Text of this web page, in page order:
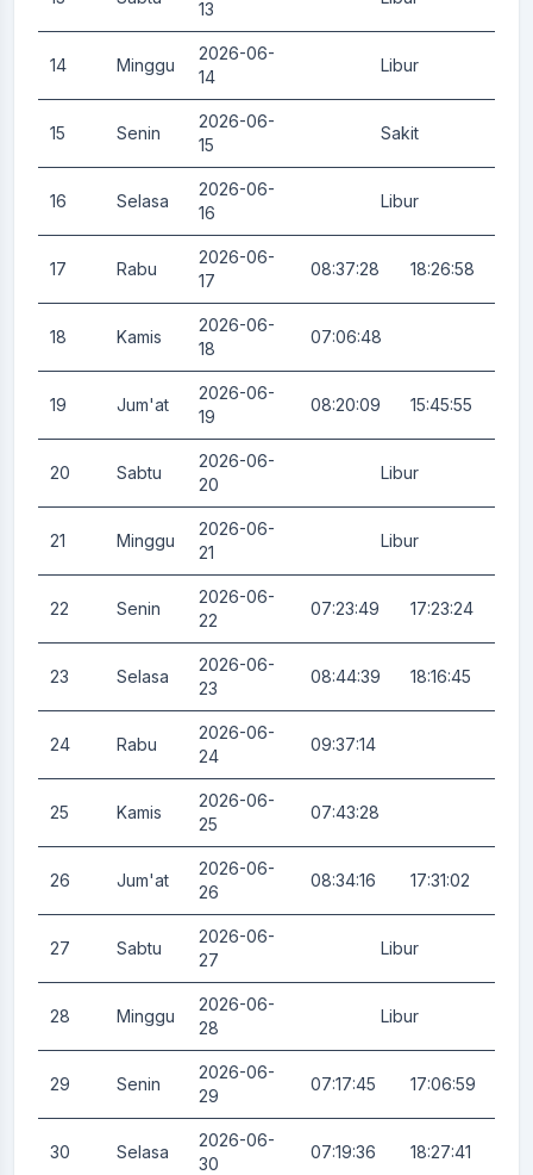
13
14 Minggu
2026-06-
14
Libur
15 Senin
2026-06-
15
Sakit
16 Selasa
2026-06-
16
Libur
17 Rabu
2026-06-
17
08:37:28 18:26:58
18 Kamis
2026-06-
18
07:06:48
19 Jum'at
2026-06-
19
08:20:09 15:45:55
20 Sabtu
2026-06-
20
Libur
21 Minggu
2026-06-
21
Libur
22 Senin
2026-06-
22
07:23:49 17:23:24
23 Selasa
2026-06-
23
08:44:39 18:16:45
24 Rabu
2026-06-
24
09:37:14
25 Kamis
2026-06-
25
07:43:28
26 Jum'at
2026-06-
26
08:34:16 17:31:02
27 Sabtu
2026-06-
27
Libur
28 Minggu
2026-06-
28
Libur
29 Senin
2026-06-
29
07:17:45 17:06:59
30 Selasa
2026-06-
30
07:19:36 18:27:41